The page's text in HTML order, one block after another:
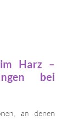
Harz –
bei
an denen